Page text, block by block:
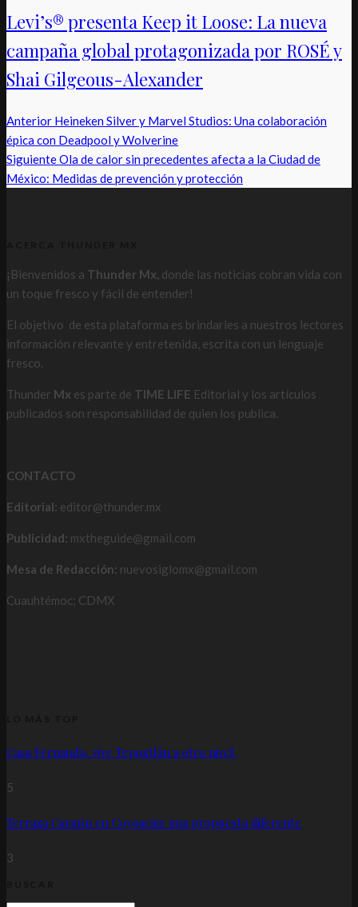
Levi’s® presenta Keep it Loose: La nueva
campaña global protagonizada por ROSÉ y
Shai Gilgeous-Alexander
Anterior Heineken Silver y Marvel Studios: Una colaboración
épica con Deadpool y Wolverine
SiguienteOla de calor sin precedentes afecta a la Ciudad de
México: Medidas de prevención y protección
¡Bienvenidos a Thunder Mx, donde las noticias cobran vida con
un toque fresco y fácil de entender!
El objetivo de esta plataforma es brindarles a nuestros lectores
información relevante y entretenida, escrita con un lenguaje
fresco.
Thunder Mx es parte de TIME LIFE Editorial y los artículos
publicados son responsabilidad de quien los publica.
CONTACTO
Editorial: editor@thunder.mx
Publicidad: mxtheguide@gmail.com
Mesa de Redacción: nuevosiglomx@gmail.com
Cuauhtémoc; CDMX
Casa Fernanda, vive Tepoztlán a otro nivel.
5
Terraza Carmín en Coyoacán: una propuesta diferente
3